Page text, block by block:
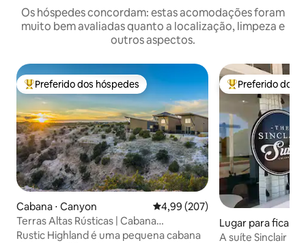
Os hóspedes concordam: estas acomodações foram
muito bem avaliadas quanto a localização, limpeza e
outros aspectos.
Entre os melhores preferidos dos hóspedes
Preferido dos hóspedes
Cabana ⋅ Canyon 4,99 de uma avaliação média de
4,99 (207)
Terras Altas Rústicas | Cabana
deslumbrante na borda do cânion
Rustic Highland é uma pequena cabana
Entre os
Preferido dos
Lugar para ficar ⋅
A suíte Sinclair